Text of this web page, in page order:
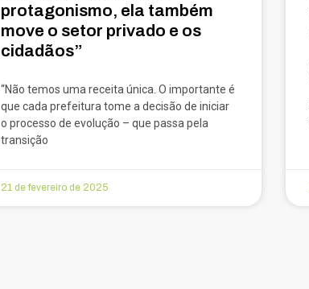
protagonismo, ela também
move o setor privado e os
cidadãos”
“Não temos uma receita única. O importante é
que cada prefeitura tome a decisão de iniciar
o processo de evolução – que passa pela
transição
21 de fevereiro de 2025